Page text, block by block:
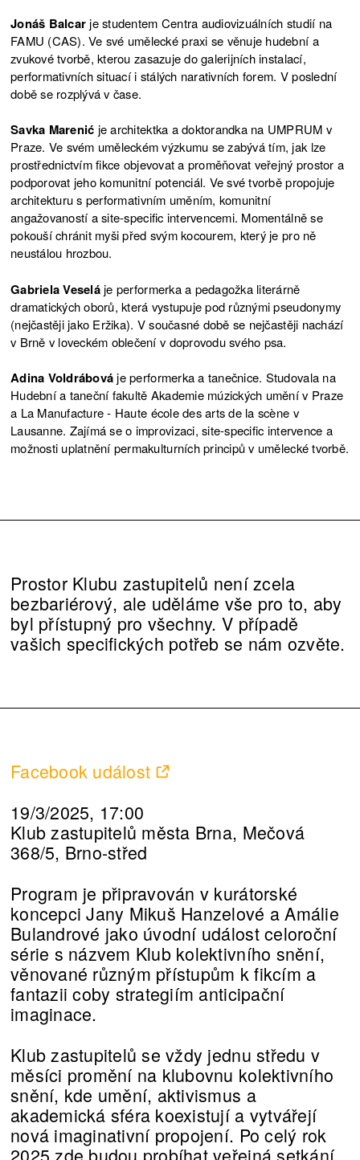
Jonáš Balcarje studentem Centra audiovizuálních studií na
FAMU (CAS). Ve své umělecké praxi se věnuje hudební a
zvukové tvorbě, kterou zasazuje do galerijních instalací,
performativních situací i stálých narativních forem. V poslední
době se rozplývá v čase.
Savka Marenić je architektka a doktorandka na UMPRUM v
Praze. Ve svém uměleckém výzkumu se zabývá tím, jak lze
prostřednictvím fikce objevovat a proměňovat veřejný prostor a
podporovat jeho komunitní potenciál. Ve své tvorbě propojuje
architekturu s performativním uměním, komunitní
angažovaností a site-specific intervencemi. Momentálně se
pokouší chránit myši před svým kocourem, který je pro ně
neustálou hrozbou.
Gabriela Veseláje performerka a pedagožka literárně
dramatických oborů, která vystupuje pod různými pseudonymy
(nejčastěji jako Eržika). V současné době se nejčastěji nachází
v Brně v loveckém oblečení v doprovodu svého psa.
Adina Voldrábováje performerka a tanečnice. Studovala na
Hudební a taneční fakultě Akademie múzických umění v Praze
a La Manufacture - Haute école des arts de la scène v
Lausanne. Zajímá se o improvizaci, site-specific intervence a
možnosti uplatnění permakulturních principů v umělecké tvorbě.
Prostor Klubu zastupitelů není zcela
bezbariérový, ale uděláme vše pro to, aby
byl přístupný pro všechny. V případě
vašich specifických potřeb se nám ozvěte.
Facebook událost
19/3/2025, 17:00
Klub zastupitelů města Brna, Mečová
368/5, Brno-střed
Program je připravován v kurátorské
koncepci Jany Mikuš Hanzelové a Amálie
Bulandrové jako úvodní událost celoroční
série s názvem Klub kolektivního snění,
věnované různým přístupům k fikcím a
fantazii coby strategiím anticipační
imaginace.
Klub zastupitelů se vždy jednu středu v
měsíci promění na klubovnu kolektivního
snění, kde umění, aktivismus a
akademická sféra koexistují a vytvářejí
nová imaginativní propojení. Po celý rok
2025 zde budou probíhat veřejná setkání,